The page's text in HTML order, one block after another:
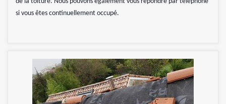
si vous êtes continuellement occupé.